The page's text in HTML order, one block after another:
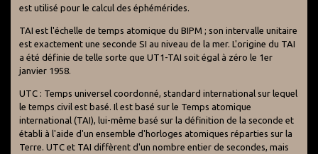
est utilisé pour le calcul des éphémérides.
TAI est l'échelle de temps atomique du BIPM ; son intervalle unitaire
est exactement une seconde SI au niveau de la mer. L'origine du TAI
a été définie de telle sorte que UT1-TAI soit égal à zéro le 1er
janvier 1958.
UTC : Temps universel coordonné, standard international sur lequel
le temps civil est basé. Il est basé sur le Temps atomique
international (TAI), lui-même basé sur la définition de la seconde et
établi à l'aide d'un ensemble d'horloges atomiques réparties sur la
Terre. UTC et TAI diffèrent d'un nombre entier de secondes, mais